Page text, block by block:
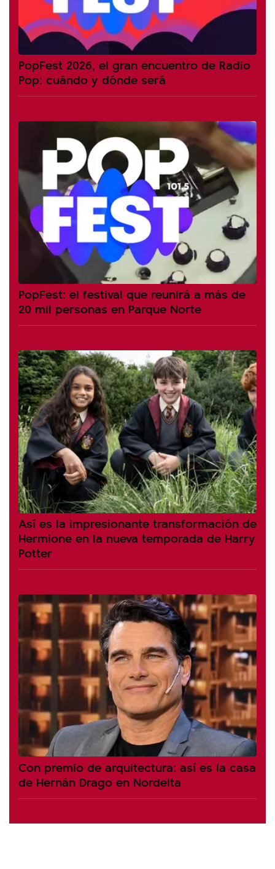
PopFest 2026, el gran encuentro de Radio
Pop: cuándo y dónde será
PopFest: el festival que reunirá a más de
20 mil personas en Parque Norte
Así es la impresionante transformación de
Hermione en la nueva temporada de Harry
Potter
Con premio de arquitectura: así es la casa
de Hernán Drago en Nordelta